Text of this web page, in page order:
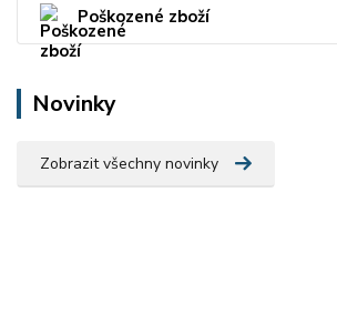
Poškozené zboží
Novinky
Zobrazit všechny novinky